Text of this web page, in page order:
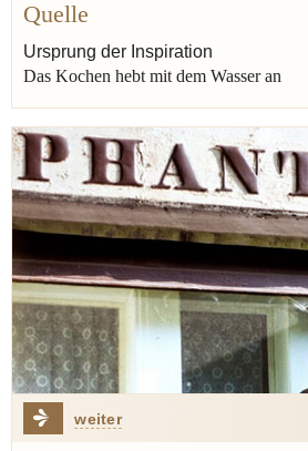
Quelle
Ursprung der Inspiration
Das Kochen hebt mit dem Wasser an
weiter